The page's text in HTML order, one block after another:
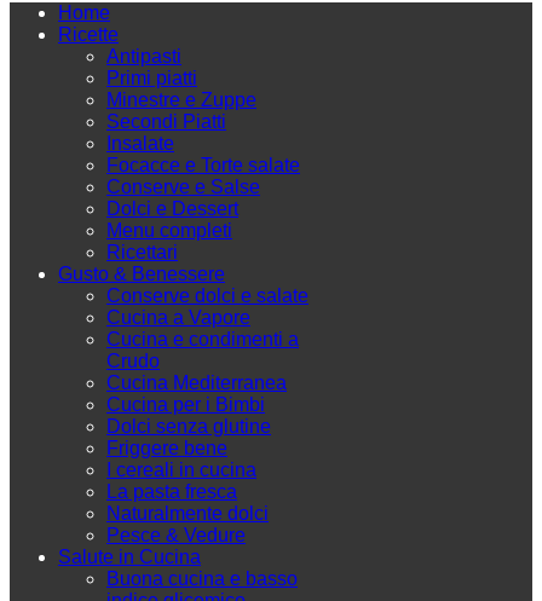
Home
Ricette
Antipasti
Primi piatti
Minestre e Zuppe
Secondi Piatti
Insalate
Focacce e Torte salate
Conserve e Salse
Dolci e Dessert
Menu completi
Ricettari
Gusto & Benessere
Conserve dolci e salate
Cucina a Vapore
Cucina e condimenti a
Crudo
Cucina Mediterranea
Cucina per i Bimbi
Dolci senza glutine
Friggere bene
I cereali in cucina
La pasta fresca
Naturalmente dolci
Pesce & Vedure
Salute in Cucina
Buona cucina e basso